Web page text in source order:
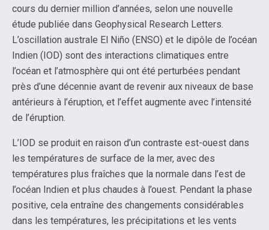
cours du dernier million d’années, selon une nouvelle
étude publiée dans Geophysical Research Letters.
L’oscillation australe El Niño (ENSO) et le dipôle de l’océan
Indien (IOD) sont des interactions climatiques entre
l’océan et l’atmosphère qui ont été perturbées pendant
près d’une décennie avant de revenir aux niveaux de base
antérieurs à l’éruption, et l’effet augmente avec l’intensité
de l’éruption.
L’IOD se produit en raison d’un contraste est-ouest dans
les températures de surface de la mer, avec des
températures plus fraîches que la normale dans l’est de
l’océan Indien et plus chaudes à l’ouest. Pendant la phase
positive, cela entraîne des changements considérables
dans les températures, les précipitations et les vents